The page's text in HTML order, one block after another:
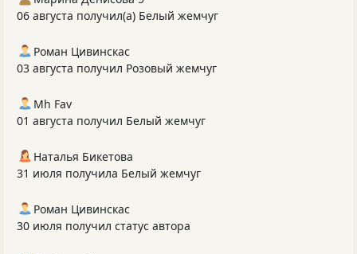
06 августа получил(а) Белый жемчуг
Роман Цивинскас
03 августа получил Розовый жемчуг
Mh Fav
01 августа получил Белый жемчуг
Наталья Бикетова
31 июля получила Белый жемчуг
Роман Цивинскас
30 июля получил статус автора